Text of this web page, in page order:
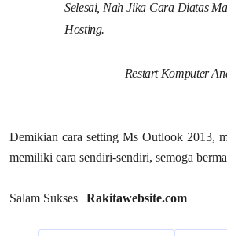
Selesai, Nah Jika Cara Diatas
Hosting.
Restart Komputer
Demikian cara setting Ms Outlook 2013,
memiliki cara sendiri-sendiri, semoga
Salam Sukses | Rakitawebsite.com